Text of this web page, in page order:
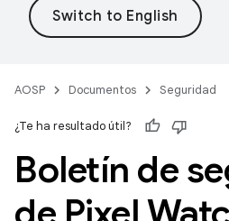
AOSP Documentos Seguridad
¿Te ha resultado útil?
Boletín de